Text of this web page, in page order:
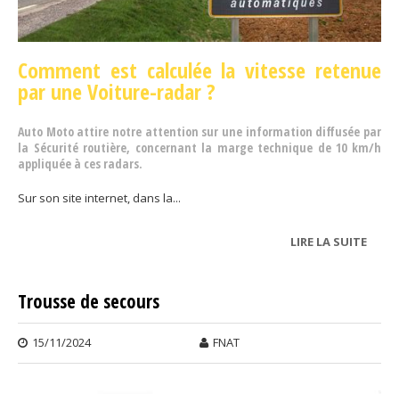
Comment est calculée la vitesse retenue
par une Voiture-radar ?
Auto Moto attire notre attention sur une information diffusée par
la Sécurité routière, concernant la marge technique de 10 km/h
appliquée à ces radars.
Sur son site internet, dans la...
LIRE LA SUITEDE
Trousse de secours
15/11/2024 FNAT